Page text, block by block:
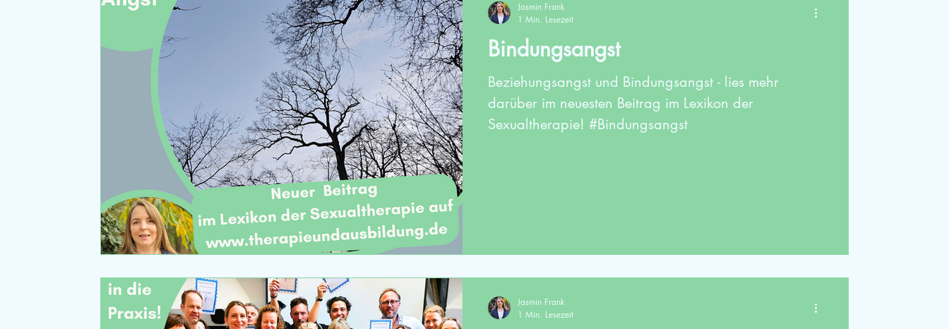
Bindungsangst
Beziehungsangst und Bindungsangst - lies mehr
darüber im neuesten Beitrag im Lexikon der
Sexualtherapie! #Bindungsangst
Jasmin Frank
1 Min. Lesezeit
Jasmin Frank
1 Min. Lesezeit